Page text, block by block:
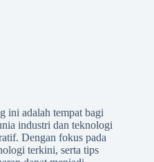
ini adalah tempat bagi
industri dan teknologi
Dengan fokus pada
terkini, serta tips